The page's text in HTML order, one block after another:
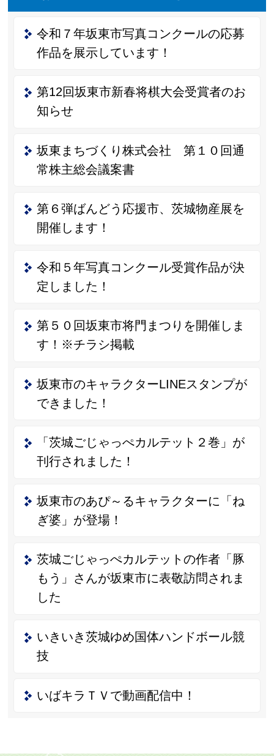
令和７年坂東市写真コンクールの応募
作品を展示しています！
第12回坂東市新春将棋大会受賞者のお
知らせ
坂東まちづくり株式会社 第１０回通
常株主総会議案書
第６弾ばんどう応援市、茨城物産展を
開催します！
令和５年写真コンクール受賞作品が決
定しました！
第５０回坂東市将門まつりを開催しま
す！※チラシ掲載
坂東市のキャラクターLINEスタンプが
できました！
「茨城ごじゃっぺカルテット２巻」が
刊行されました！
坂東市のあぴ～るキャラクターに「ね
ぎ婆」が登場！
茨城ごじゃっぺカルテットの作者「豚
もう」さんが坂東市に表敬訪問されま
した
いきいき茨城ゆめ国体ハンドボール競
技
いばキラＴＶで動画配信中！